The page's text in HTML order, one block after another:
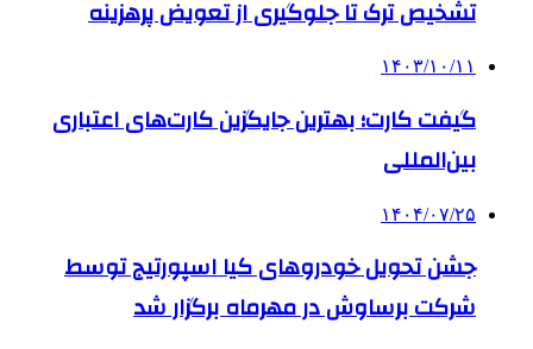
تشخیص ترک تا جلوگیری از تعویض پرهزینه
۱۴۰۳/۱۰/۱۱
گیفت کارت؛ بهترین جایگزین کارت‌های اعتباری
بین‌المللی
۱۴۰۴/۰۷/۲۵
جشن تحویل خودروهای کیا اسپورتیج توسط
شرکت برساوش در مهرماه برگزار شد